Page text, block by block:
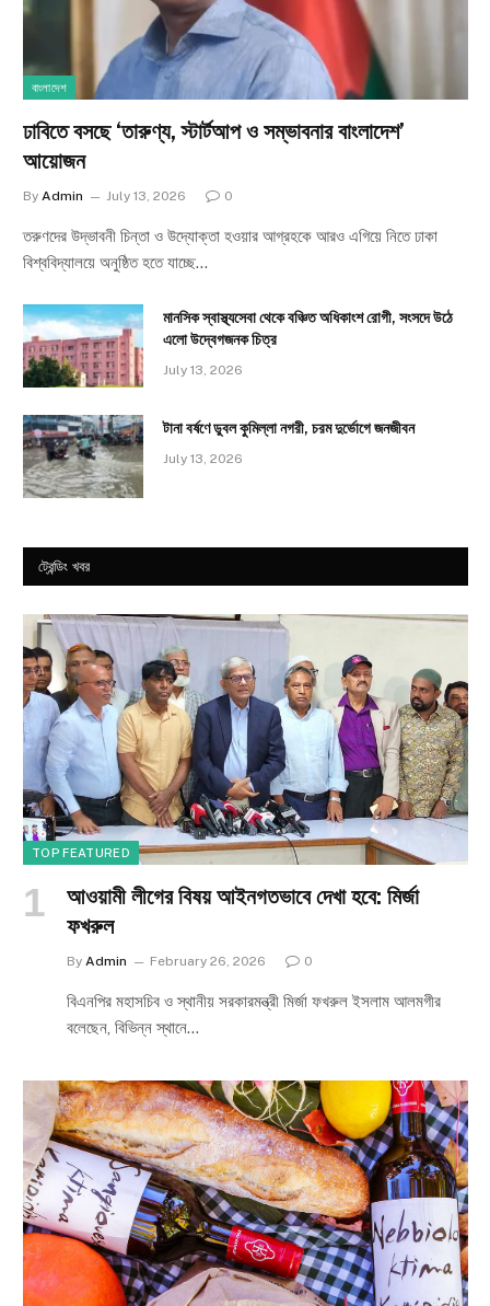
বাংলাদেশ
ঢাবিতে বসছে ‘তারুণ্য, স্টার্টআপ ও সম্ভাবনার বাংলাদেশ’
আয়োজন
By Admin July 13, 2026 0
তরুণদের উদ্ভাবনী চিন্তা ও উদ্যোক্তা হওয়ার আগ্রহকে আরও এগিয়ে নিতে ঢাকা
বিশ্ববিদ্যালয়ে অনুষ্ঠিত হতে যাচ্ছে…
মানসিক স্বাস্থ্যসেবা থেকে বঞ্চিত অধিকাংশ রোগী, সংসদে উঠে
এলো উদ্বেগজনক চিত্র
July 13, 2026
টানা বর্ষণে ডুবল কুমিল্লা নগরী, চরম দুর্ভোগে জনজীবন
July 13, 2026
ট্রেন্ডিং খবর
TOP FEATURED
আওয়ামী লীগের বিষয় আইনগতভাবে দেখা হবে: মির্জা
ফখরুল
By Admin February 26, 2026 0
বিএনপির মহাসচিব ও স্থানীয় সরকারমন্ত্রী মির্জা ফখরুল ইসলাম আলমগীর
বলেছেন, বিভিন্ন স্থানে…